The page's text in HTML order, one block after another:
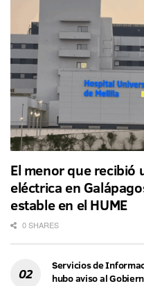
El menor que recibió
eléctrica en
estable en el HUME
0 SHARES
Servicios de
hubo aviso al